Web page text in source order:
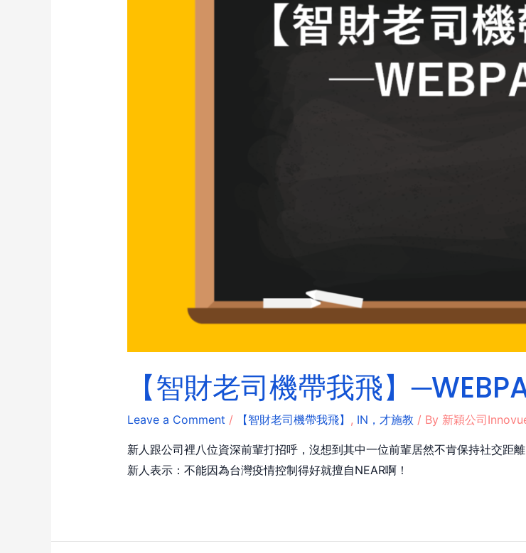
【智財老司機帶我飛】
Leave a Comment / 【智財老司機帶我飛】 , IN，才施教 / By 新穎公司
新人跟公司裡八位資深前輩打招呼，沒想到其中一位前輩居然不肯保持社交距
新人表示：不能因為台灣疫情控制得好就擅自NEAR啊！